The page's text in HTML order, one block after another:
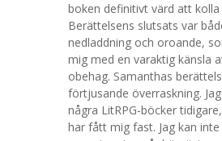
boken definitivt värd att kolla
Berättelsens slutsats var
nedladdning och oroande,
mig med en varaktig känsla
obehag. Samanthas
förtjusande överraskning.
några LitRPG-böcker
har fått mig fast. Jag kan